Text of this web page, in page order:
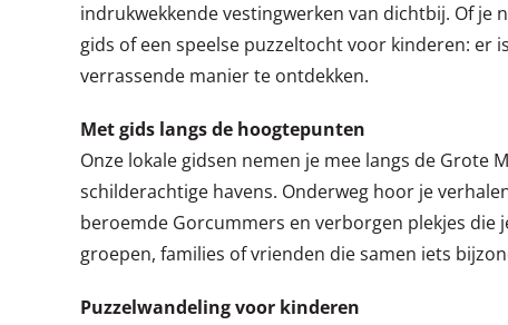
indrukwekkende vestingwerken van dichtbij. Of
gids of een speelse puzzeltocht voor kinderen: er
verrassende manier te ontdekken.
Met gids langs de hoogtepunten
Onze lokale gidsen nemen je mee langs de Grote
schilderachtige havens. Onderweg hoor je
beroemde Gorcummers en verborgen plekjes die
groepen, families of vrienden die samen iets
Puzzelwandeling voor kinderen